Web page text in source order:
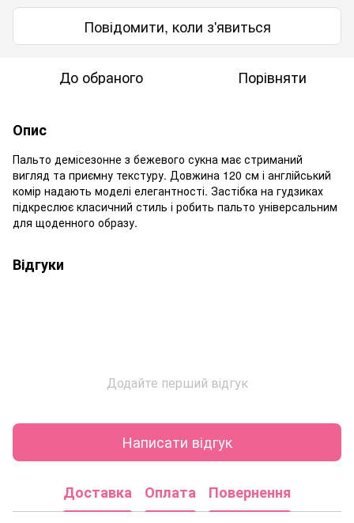
Повідомити, коли з'явиться
До обраного Порівняти
Опис
Пальто демісезонне з бежевого сукна має стриманий
вигляд та приємну текстуру. Довжина 120 см і англійський
комір надають моделі елегантності. Застібка на гудзиках
підкреслює класичний стиль і робить пальто універсальним
для щоденного образу.
Відгуки
Додайте перший відгук
Написати відгук
Доставка Оплата Повернення